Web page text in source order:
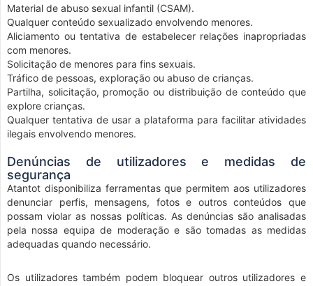
Material de abuso sexual infantil (CSAM).
Qualquer conteúdo sexualizado envolvendo menores.
Aliciamento ou tentativa de estabelecer relações inapropriadas
com menores.
Solicitação de menores para fins sexuais.
Tráfico de pessoas, exploração ou abuso de crianças.
Partilha, solicitação, promoção ou distribuição de conteúdo que
explore crianças.
Qualquer tentativa de usar a plataforma para facilitar atividades
ilegais envolvendo menores.
Denúncias de utilizadores e medidas de
segurança
Atantot disponibiliza ferramentas que permitem aos utilizadores
denunciar perfis, mensagens, fotos e outros conteúdos que
possam violar as nossas políticas. As denúncias são analisadas
pela nossa equipa de moderação e são tomadas as medidas
adequadas quando necessário.
Os utilizadores também podem bloquear outros utilizadores e